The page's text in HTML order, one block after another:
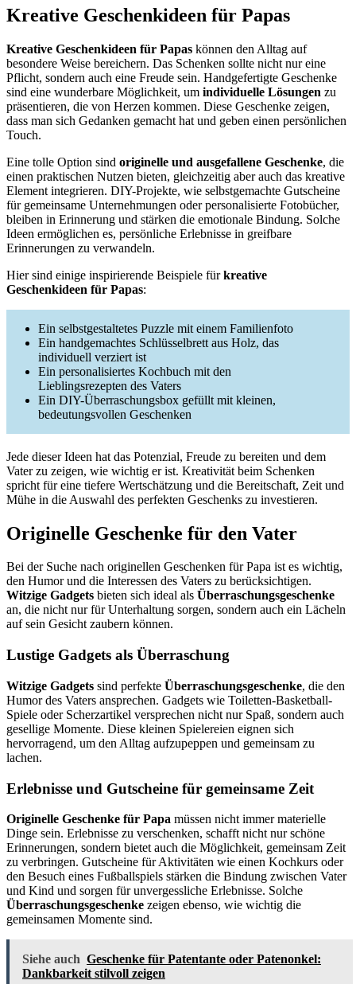
Kreative Geschenkideen für Papas
Kreative Geschenkideen für Papas können den Alltag auf
besondere Weise bereichern. Das Schenken sollte nicht nur eine
Pflicht, sondern auch eine Freude sein. Handgefertigte Geschenke
sind eine wunderbare Möglichkeit, um individuelle Lösungen zu
präsentieren, die von Herzen kommen. Diese Geschenke zeigen,
dass man sich Gedanken gemacht hat und geben einen persönlichen
Touch.
Eine tolle Option sind originelle und ausgefallene Geschenke, die
einen praktischen Nutzen bieten, gleichzeitig aber auch das kreative
Element integrieren. DIY-Projekte, wie selbstgemachte Gutscheine
für gemeinsame Unternehmungen oder personalisierte Fotobücher,
bleiben in Erinnerung und stärken die emotionale Bindung. Solche
Ideen ermöglichen es, persönliche Erlebnisse in greifbare
Erinnerungen zu verwandeln.
Hier sind einige inspirierende Beispiele fürkreative
Geschenkideen für Papas:
Ein selbstgestaltetes Puzzle mit einem Familienfoto
Ein handgemachtes Schlüsselbrett aus Holz, das
individuell verziert ist
Ein personalisiertes Kochbuch mit den
Lieblingsrezepten des Vaters
Ein DIY-Überraschungsbox gefüllt mit kleinen,
bedeutungsvollen Geschenken
Jede dieser Ideen hat das Potenzial, Freude zu bereiten und dem
Vater zu zeigen, wie wichtig er ist. Kreativität beim Schenken
spricht für eine tiefere Wertschätzung und die Bereitschaft, Zeit und
Mühe in die Auswahl des perfekten Geschenks zu investieren.
Originelle Geschenke für den Vater
Bei der Suche nach originellen Geschenken für Papa ist es wichtig,
den Humor und die Interessen des Vaters zu berücksichtigen.
Witzige Gadgets bieten sich ideal als Überraschungsgeschenke
an, die nicht nur für Unterhaltung sorgen, sondern auch ein Lächeln
auf sein Gesicht zaubern können.
Lustige Gadgets als Überraschung
Witzige Gadgets sind perfekte Überraschungsgeschenke, die den
Humor des Vaters ansprechen. Gadgets wie Toiletten-Basketball-
Spiele oder Scherzartikel versprechen nicht nur Spaß, sondern auch
gesellige Momente. Diese kleinen Spielereien eignen sich
hervorragend, um den Alltag aufzupeppen und gemeinsam zu
lachen.
Erlebnisse und Gutscheine für gemeinsame Zeit
Originelle Geschenke für Papa müssen nicht immer materielle
Dinge sein. Erlebnisse zu verschenken, schafft nicht nur schöne
Erinnerungen, sondern bietet auch die Möglichkeit, gemeinsam Zeit
zu verbringen. Gutscheine für Aktivitäten wie einen Kochkurs oder
den Besuch eines Fußballspiels stärken die Bindung zwischen Vater
und Kind und sorgen für unvergessliche Erlebnisse. Solche
Überraschungsgeschenke zeigen ebenso, wie wichtig die
gemeinsamen Momente sind.
Siehe auch Geschenke für Patentante oder Patenonkel:
Dankbarkeit stilvoll zeigen